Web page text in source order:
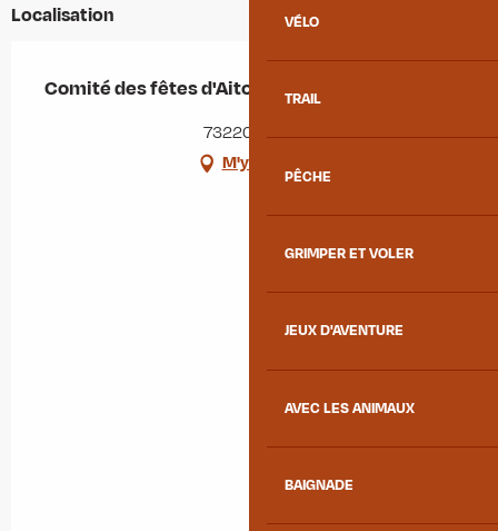
VÉLO
TRAIL
PÊCHE
GRIMPER ET VOLER
JEUX D'AVENTURE
AVEC LES ANIMAUX
BAIGNADE
Localisation
Comité des fêtes d'Aiton
73220 Aiton
M'y rendre